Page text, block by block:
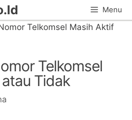
Menu
Telkomsel Masih Aktif
Telkomsel
Tidak